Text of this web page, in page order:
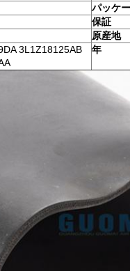
パッケ
保証
原産地
3L1Z18125AB
年